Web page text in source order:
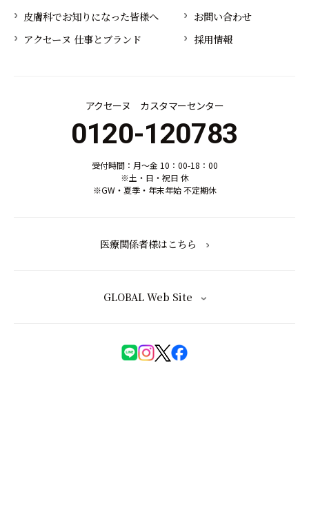
皮膚科でお知りになった皆様へ
お問い合わせ
アクセーヌ 仕事とブランド
採用情報
アクセーヌ カスタマーセンター
0120-120783
受付時間：月～金 10：00-18：00
※土・日・祝日 休
※GW・夏季・年末年始 不定期休
医療関係者様はこちら
GLOBAL Web Site